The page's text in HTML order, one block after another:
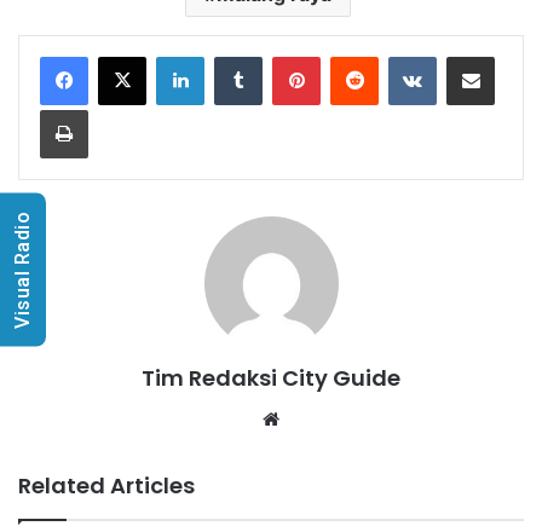
LinkedInTumblr PinterestReddit VKontakteShare via Email
Print
Tim Redaksi City Guide
Related Articles
Visual Radio